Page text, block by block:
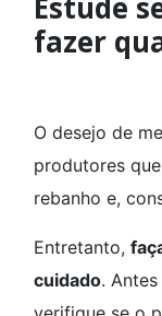
Estude
fazer
O desejo de
produtores
rebanho e,
Entretanto,
cuidado.